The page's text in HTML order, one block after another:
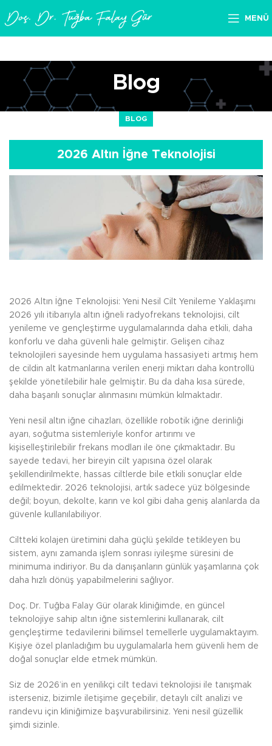
MENÜ
Blog
BLOG
2026 Altın İğne Teknolojisi
2026 Altın İğne Teknolojisi: Yeni Nesil Cilt Yenileme Yaklaşımı
2026 yılı itibarıyla altın iğneli radyofrekans teknolojisi, cilt
yenileme ve gençleştirme uygulamalarında daha etkili, daha
konforlu ve daha güvenli hale gelmiştir. Gelişen cihaz
teknolojileri sayesinde hem uygulama hassasiyeti artmış hem
de cildin alt katmanlarına verilen enerji miktarı daha kontrollü
şekilde yönetilebilir hale gelmiştir. Bu da daha kısa sürede,
daha başarılı sonuçlar alınmasını mümkün kılmaktadır.
Yeni nesil altın iğne cihazları, özellikle robotik iğne derinliği
ayarı, soğutma sistemleriyle konfor artırımı ve
kişiselleştirilebilir frekans modları ile öne çıkmaktadır. Bu
sayede tedavi, her bireyin cilt yapısına özel olarak
şekillendirilmekte, hassas ciltlerde bile etkili sonuçlar elde
edilmektedir. 2026 teknolojisi, artık sadece yüz bölgesinde
değil; boyun, dekolte, karın ve kol gibi daha geniş alanlarda da
güvenle kullanılabiliyor.
Ciltteki kolajen üretimini daha güçlü şekilde tetikleyen bu
sistem, aynı zamanda işlem sonrası iyileşme süresini de
minimuma indiriyor. Bu da danışanların günlük yaşamlarına çok
daha hızlı dönüş yapabilmelerini sağlıyor.
Doç. Dr. Tuğba Falay Gür olarak kliniğimde, en güncel
teknolojiye sahip altın iğne sistemlerini kullanarak, cilt
gençleştirme tedavilerini bilimsel temellerle uygulamaktayım.
Kişiye özel planladığım bu uygulamalarla hem güvenli hem de
doğal sonuçlar elde etmek mümkün.
Siz de 2026’in en yenilikçi cilt tedavi teknolojisi ile tanışmak
isterseniz, bizimle iletişime geçebilir, detaylı cilt analizi ve
randevu için kliniğimize başvurabilirsiniz. Yeni nesil güzellik
şimdi sizinle.